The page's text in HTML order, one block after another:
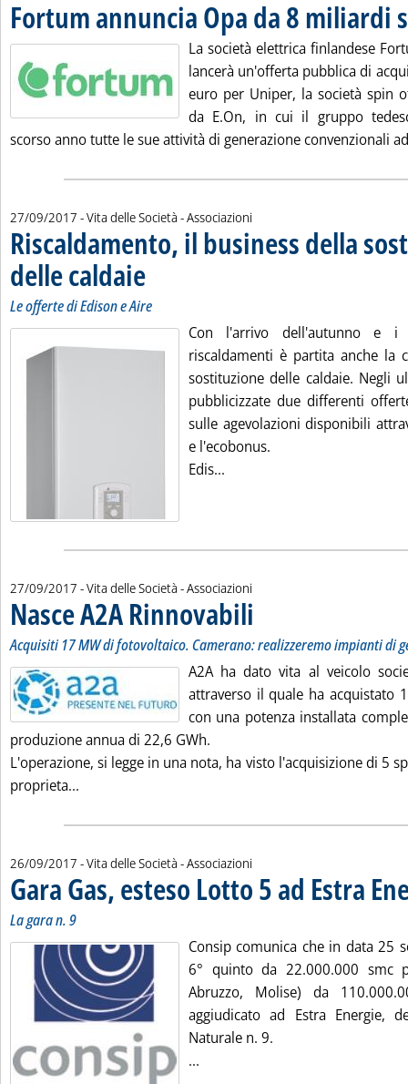
Fortum annuncia Opa da 8 miliardi
La società elettrica finlandese
lancerà un'offerta pubblica di
euro per Uniper, la società spin
da E.On, in cui il gruppo
scorso anno tutte le sue attività di generazione convenzionali
27/09/2017 - Vita delle Società - Associazioni
Riscaldamento, il business della
delle caldaie
Le offerte di Edison e Aire
Con l'arrivo dell'autunno e i
riscaldamenti è partita anche la
sostituzione delle caldaie. Negli
pubblicizzate due differenti
sulle agevolazioni disponibili
e l'ecobonus.
Edis...
27/09/2017 - Vita delle Società - Associazioni
Nasce A2A Rinnovabili
Acquisiti 17 MW di fotovoltaico. Camerano: realizzeremo impianti di
A2A ha dato vita al veicolo
attraverso il quale ha acquistato
con una potenza installata
produzione annua di 22,6 GWh.
L'operazione, si legge in una nota, ha visto l'acquisizione di 5
proprieta...
26/09/2017 - Vita delle Società - Associazioni
Gara Gas, esteso Lotto 5 ad Estra
. Sottotitolo: La gara n. 9
. Pubblicata martedì 26 settembre 2017 alle 16.49.
La gara n. 9
Consip comunica che in data 25
6° quinto da 22.000.000 smc
Abruzzo, Molise) da
aggiudicato ad Estra Energie,
Naturale n. 9.
...